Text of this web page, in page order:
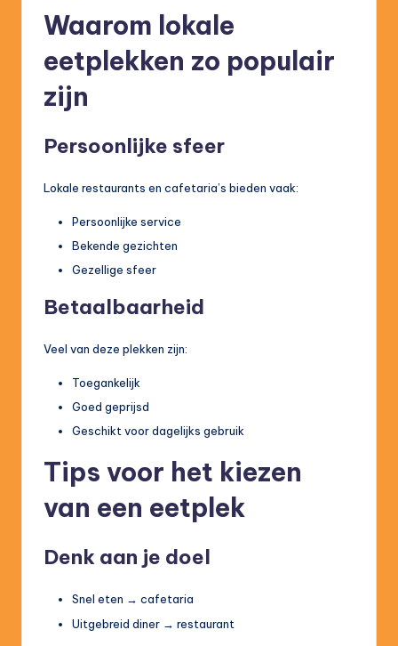
Waarom lokale
eetplekken zo populair
zijn
Persoonlijke sfeer
Lokale restaurants en cafetaria’s bieden vaak:
Persoonlijke service
Bekende gezichten
Gezellige sfeer
Betaalbaarheid
Veel van deze plekken zijn:
Toegankelijk
Goed geprijsd
Geschikt voor dagelijks gebruik
Tips voor het kiezen
van een eetplek
Denk aan je doel
Snel eten → cafetaria
Uitgebreid diner → restaurant